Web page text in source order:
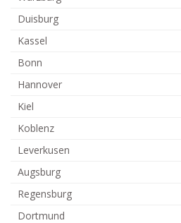
Duisburg
Kassel
Bonn
Hannover
Kiel
Koblenz
Leverkusen
Augsburg
Regensburg
Dortmund